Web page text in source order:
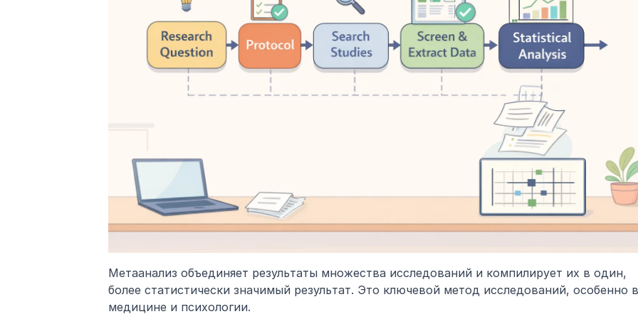
Метаанализ объединяет результаты множества исследований и компилирует их в один,
более статистически значимый результат. Это ключевой метод исследований, особенно в
медицине и психологии.